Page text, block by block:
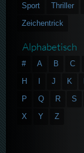
Sport
Thriller
Zeichentrick
Alphabetisch
# A B C
H
J K
P
Q R S
X
Y Z